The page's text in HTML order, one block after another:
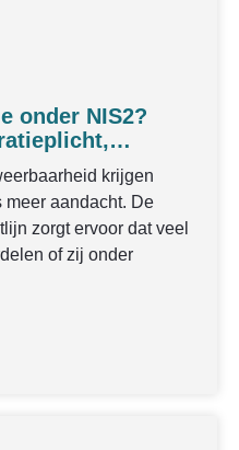
onder NIS2?
krijgen
meer aandacht. De
zorgt ervoor dat veel
of zij onder